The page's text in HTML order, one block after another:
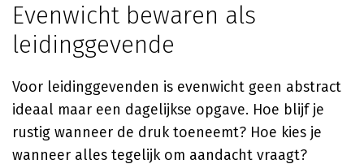
Evenwicht bewaren als
leidinggevende
Voor leidinggevenden is evenwicht geen abstract
ideaal maar een dagelijkse opgave. Hoe blijf je
rustig wanneer de druk toeneemt? Hoe kies je
wanneer alles tegelijk om aandacht vraagt?